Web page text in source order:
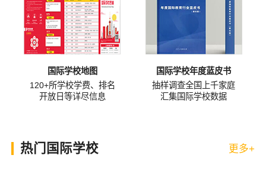
国际学校地图
120+所学校学费、排名
开放日等详尽信息
国际学校年度蓝皮书
抽样调查全国上千家庭
汇集国际学校数据
更多+
热门国际学校